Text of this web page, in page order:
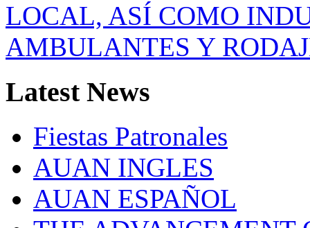
LOCAL, ASÍ COMO
AMBULANTES Y
LatestNews
Fiestas Patronales
AUAN INGLES
AUAN ESPAÑOL